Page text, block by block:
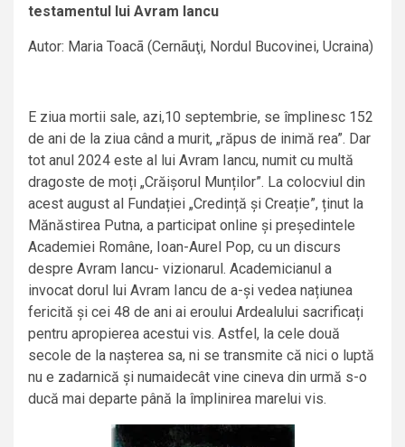
testamentul lui Avram Iancu
Autor: Maria Toacã (Cernãuţi, Nordul Bucovinei, Ucraina)
E ziua mortii sale, azi,10 septembrie, se împlinesc 152
de ani de la ziua când a murit, „răpus de inimă rea”. Dar
tot anul 2024 este al lui Avram Iancu, numit cu multă
dragoste de moți „Crăișorul Munților”. La colocviul din
acest august al Fundației „Credință și Creație”, ținut la
Mănăstirea Putna, a participat online și președintele
Academiei Române, Ioan-Aurel Pop, cu un discurs
despre Avram Iancu- vizionarul. Academicianul a
invocat dorul lui Avram Iancu de a-și vedea națiunea
fericită și cei 48 de ani ai eroului Ardealului sacrificați
pentru apropierea acestui vis. Astfel, la cele două
secole de la nașterea sa, ni se transmite că nici o luptă
nu e zadarnică și numaidecât vine cineva din urmă s-o
ducă mai departe până la împlinirea marelui vis.